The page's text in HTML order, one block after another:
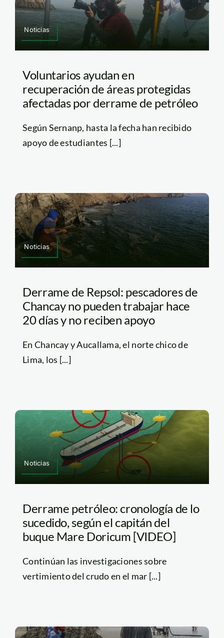
Noticias
Voluntarios ayudan en
recuperación de áreas protegidas
afectadas por derrame de petróleo
Según Sernanp, hasta la fecha han recibido
apoyo de estudiantes [...]
Noticias
Derrame de Repsol: pescadores de
Chancay no pueden trabajar hace
20 días y no reciben apoyo
En Chancay y Aucallama, el norte chico de
Lima, los [...]
Noticias
Derrame petróleo: cronología de lo
sucedido, según el capitán del
buque Mare Doricum [VIDEO]
Continúan las investigaciones sobre
vertimiento del crudo en el mar [...]